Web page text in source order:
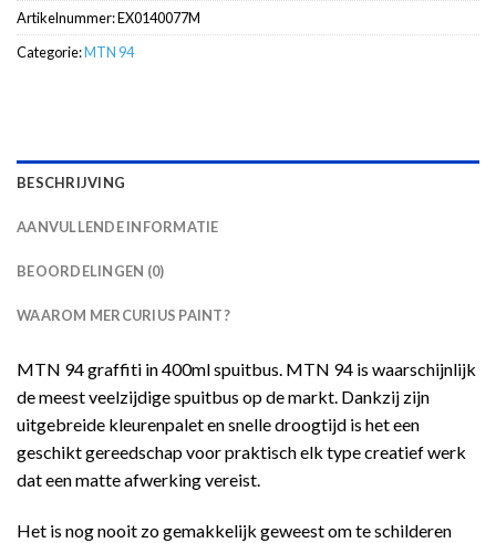
Artikelnummer:EX0140077M
Categorie:MTN 94
BESCHRIJVING
AANVULLENDE INFORMATIE
BEOORDELINGEN (0)
WAAROM MERCURIUS PAINT?
MTN 94 graffiti in 400ml spuitbus. MTN 94 is waarschijnlijk
de meest veelzijdige spuitbus op de markt. Dankzij zijn
uitgebreide kleurenpalet en snelle droogtijd is het een
geschikt gereedschap voor praktisch elk type creatief werk
dat een matte afwerking vereist.
Het is nog nooit zo gemakkelijk geweest om te schilderen